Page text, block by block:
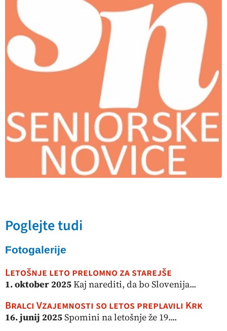
Poglejte tudi
Fotogalerije
Letošnje leto prelomno za starejše
1. oktober 2025Kaj narediti, da bo Slovenija...
Bralci Vzajemnosti so letos preplavili Krk
16. junij 2025Spomini na letošnje že 19....